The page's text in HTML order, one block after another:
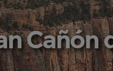
Cañón